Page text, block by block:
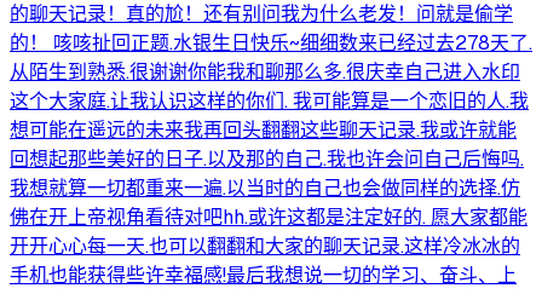
的聊天记录！真的尬！还有别问我为什么老发！问就是偷学
的！ 咳咳扯回正题.水银生日快乐~细细数来已经过去278天了.
从陌生到熟悉.很谢谢你能我和聊那么多.很庆幸自己进入水印
这个大家庭.让我认识这样的你们. 我可能算是一个恋旧的人.我
想可能在遥远的未来我再回头翻翻这些聊天记录.我或许就能
回想起那些美好的日子.以及那的自己.我也许会问自己后悔吗.
我想就算一切都重来一遍.以当时的自己也会做同样的选择.仿
佛在开上帝视角看待对吧hh.或许这都是注定好的. 愿大家都能
开开心心每一天.也可以翻翻和大家的聊天记录.这样冷冰冰的
手机也能获得些许幸福感!最后我想说一切的学习、奋斗、上